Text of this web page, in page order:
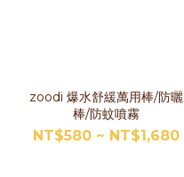
zoodi 爆水舒緩萬用棒/防曬
棒/防蚊噴霧
NT$580 ~ NT$1,680